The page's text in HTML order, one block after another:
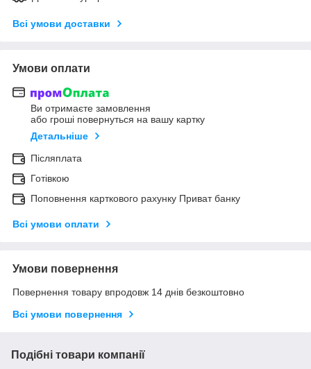
Всі умови доставки
Умови оплати
Ви отримаєте замовлення
або гроші повернуться на вашу картку
Детальніше
Післяплата
Готівкою
Поповнення карткового рахунку Приват банку
Всі умови оплати
Умови повернення
Повернення товару впродовж 14 днів безкоштовно
Всі умови повернення
Подібні товари компанії